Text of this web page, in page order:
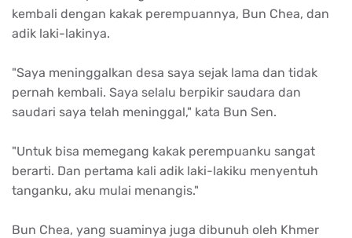
kembali dengan kakak perempuannya, Bun Chea, dan
adik laki-lakinya.
"Saya meninggalkan desa saya sejak lama dan tidak
pernah kembali. Saya selalu berpikir saudara dan
saudari saya telah meninggal," kata Bun Sen.
"Untuk bisa memegang kakak perempuanku sangat
berarti. Dan pertama kali adik laki-lakiku menyentuh
tanganku, aku mulai menangis."
Bun Chea, yang suaminya juga dibunuh oleh Khmer